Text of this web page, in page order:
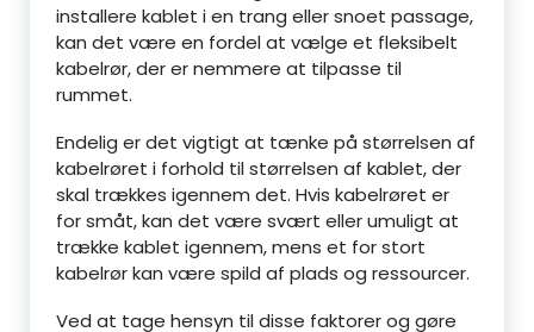
installere kablet i en trang eller snoet passage,
kan det være en fordel at vælge et fleksibelt
kabelrør, der er nemmere at tilpasse til
rummet.
Endelig er det vigtigt at tænke på størrelsen af
kabelrøret i forhold til størrelsen af kablet, der
skal trækkes igennem det. Hvis kabelrøret er
for småt, kan det være svært eller umuligt at
trække kablet igennem, mens et for stort
kabelrør kan være spild af plads og ressourcer.
Ved at tage hensyn til disse faktorer og gøre